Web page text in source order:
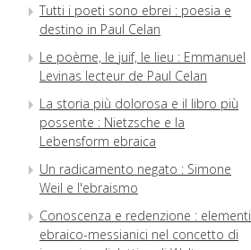
Tutti i poeti sono ebrei : poesia e
destino in Paul Celan
Le poème, le juif, le lieu : Emmanuel
Levinas lecteur de Paul Celan
La storia più dolorosa e il libro più
possente : Nietzsche e la
Lebensform ebraica
Un radicamento negato : Simone
Weil e l'ebraismo
Conoscenza e redenzione : elementi
ebraico-messianici nel concetto di